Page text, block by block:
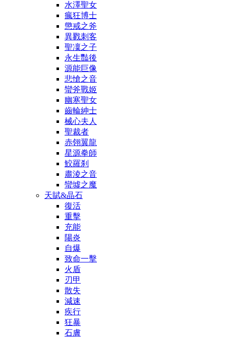
水澤聖女
瘋狂博士
懲戒之斧
異戮刺客
聖凜之子
永生豔後
源能巨像
悲愴之音
蠻斧戰姬
幽寒聖女
齒輪紳士
械心夫人
聖裁者
赤翎翼龍
星源拳師
鮫羅刹
肅淩之音
蠻墟之魔
天賦&晶石
復活
重擊
充能
陽炎
自爆
致命一擊
火盾
刃甲
散失
減速
疾行
狂暴
石膚